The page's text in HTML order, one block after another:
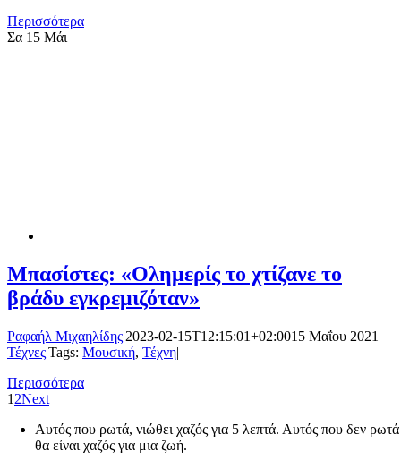
Περισσότερα
Σα 15 Μάι
Μπασίστες: «Ολημερίς το χτίζανε το
βράδυ εγκρεμιζόταν»
Ραφαήλ Μιχαηλίδης|2023-02-15T12:15:01+02:0015 Μαΐου 2021 |
Τέχνες|Tags: Μουσική, Τέχνη|
Περισσότερα
1 2Next
Αυτός που ρωτά, νιώθει χαζός για 5 λεπτά. Αυτός που δεν ρωτά
θα είναι χαζός για μια ζωή.